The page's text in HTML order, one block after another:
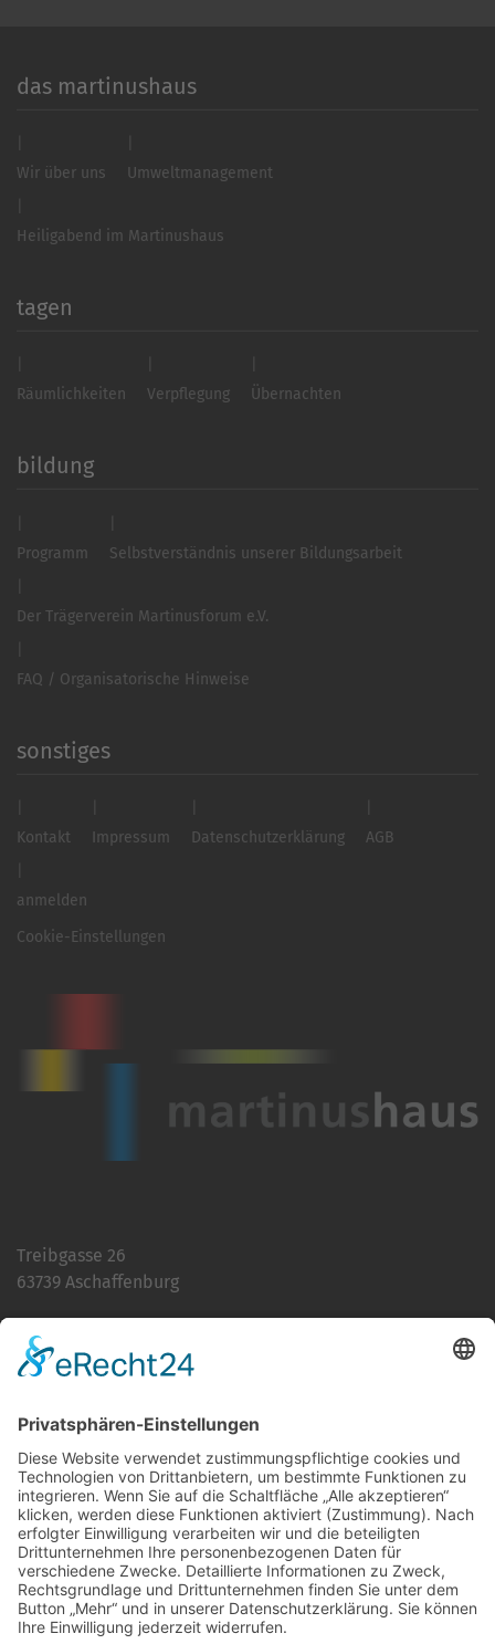
das martinushaus
Wir über uns Umweltmanagement
Heiligabend im Martinushaus
tagen
Räumlichkeiten Verpflegung Übernachten
bildung
Programm Selbstverständnis unserer Bildungsarbeit
Der Trägerverein Martinusforum e.V.
FAQ / Organisatorische Hinweise
sonstiges
Kontakt Impressum Datenschutzerklärung AGB
anmelden
Cookie-Einstellungen
Treibgasse 26
63739 Aschaffenburg
E-Mailinfo@martinushaus.de
Mo?Fr8.30 ? 12.00 Uhr
Mo?Do13.00 ? 16.00 Uhr